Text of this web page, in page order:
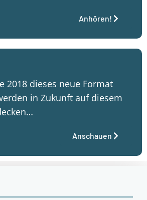
Anhören!
2018 dieses neue Format
in Zukunft auf diesem
Anschauen